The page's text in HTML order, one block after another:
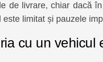
de livrare, chiar dacă
limitat și pauzele
cu un vehicul